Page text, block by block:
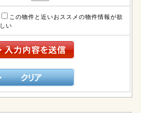
この物件と近いおススメの物件情報が欲
しい